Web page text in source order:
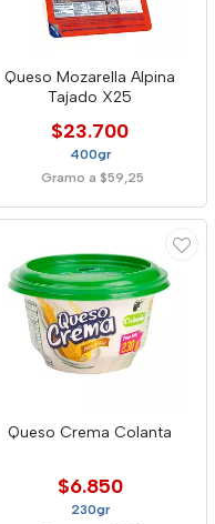
Queso Mozarella Alpina
Tajado X25
$23.700
400gr
Gramo a $59,25
Queso Crema Colanta
$6.850
230gr